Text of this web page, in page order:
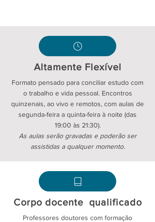
Altamente Flexível
Formato pensado para conciliar estudo com
o trabalho e vida pessoal. Encontros
quinzenais, ao vivo e remotos, com aulas de
segunda-feira a quinta-feira à noite (das
19:00 às 21:30).
As aulas serão gravadas e poderão ser
assistidas a qualquer momento.
Corpo docente qualificado
Professores doutores com formação